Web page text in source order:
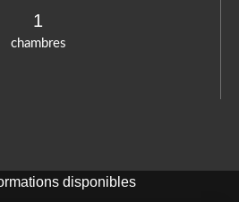
chambres
1
disponibles